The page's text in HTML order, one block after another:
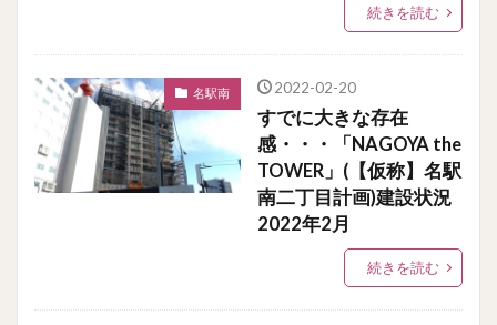
続きを読む
名駅南 2022-02-20
すでに大きな存在
感・・・「NAGOYA the
TOWER」(【仮称】名駅
南二丁目計画)建設状況
2022年2月
続きを読む